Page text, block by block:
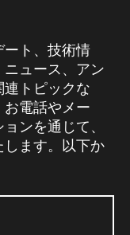
ート、技術情
ュース、アン
トピックな
お電話やメー
ンを通じて、
ます。以下か